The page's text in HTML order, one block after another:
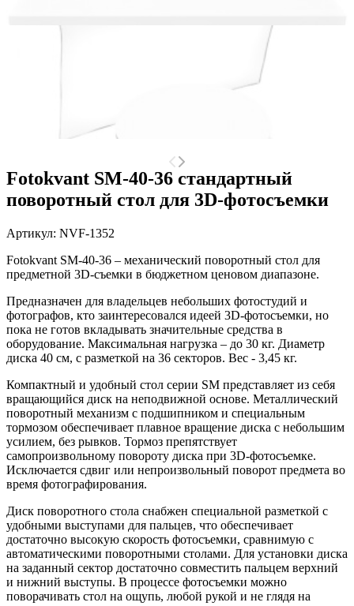
Fotokvant SM-40-36 стандартный
поворотный стол для 3D-фотосъемки
Артикул: NVF-1352
Fotokvant SM-40-36 – механический поворотный стол для
предметной 3D-съемки в бюджетном ценовом диапазоне.
Предназначен для владельцев небольших фотостудий и
фотографов, кто заинтересовался идеей 3D-фотосъемки, но
пока не готов вкладывать значительные средства в
оборудование. Максимальная нагрузка – до 30 кг. Диаметр
диска 40 см, с разметкой на 36 секторов. Вес - 3,45 кг.
Компактный и удобный стол серии SM представляет из себя
вращающийся диск на неподвижной основе. Металлический
поворотный механизм с подшипником и специальным
тормозом обеспечивает плавное вращение диска с небольшим
усилием, без рывков. Тормоз препятствует
самопроизвольному повороту диска при 3D-фотосъемке.
Исключается сдвиг или непроизвольный поворот предмета во
время фотографирования.
Диск поворотного стола снабжен специальной разметкой с
удобными выступами для пальцев, что обеспечивает
достаточно высокую скорость фотосъемки, сравнимую с
автоматическими поворотными столами. Для установки диска
на заданный сектор достаточно совместить пальцем верхний
и нижний выступы. В процессе фотосъемки можно
поворачивать стол на ощупь, любой рукой и не глядя на